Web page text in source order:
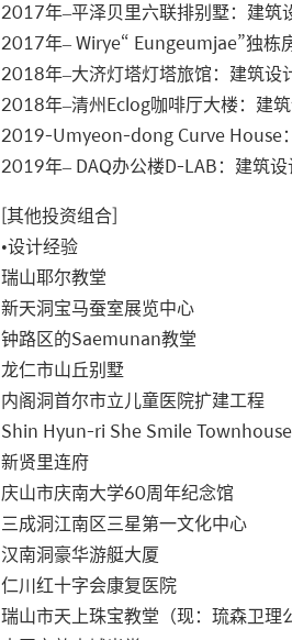
2017年–平泽贝里六联排别墅：建筑
2017年– Wirye“ Eungeumjae”独栋
2018年–大济灯塔灯塔旅馆：建筑设
2018年–清州Eclog咖啡厅大楼：建
2019-Umyeon-dong Curve House
2019年– DAQ办公楼D-LAB：建筑
[其他投资组合]
•设计经验
瑞山耶尔教堂
新天洞宝马蚕室展览中心
钟路区的Saemunan教堂
龙仁市山丘别墅
内阁洞首尔市立儿童医院扩建工程
Shin Hyun-ri She Smile Townhouse
新贤里连府
庆山市庆南大学60周年纪念馆
三成洞江南区三星第一文化中心
汉南洞豪华游艇大厦
仁川红十字会康复医院
瑞山市天上珠宝教堂（现：琉森卫理